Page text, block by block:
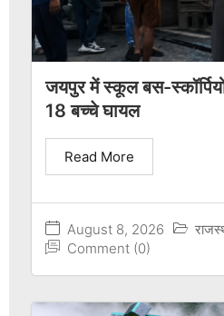
जयपुर में स्कूल बस-
18 बच्चे घायल
August 8, 2026
Comment (0)
Read More